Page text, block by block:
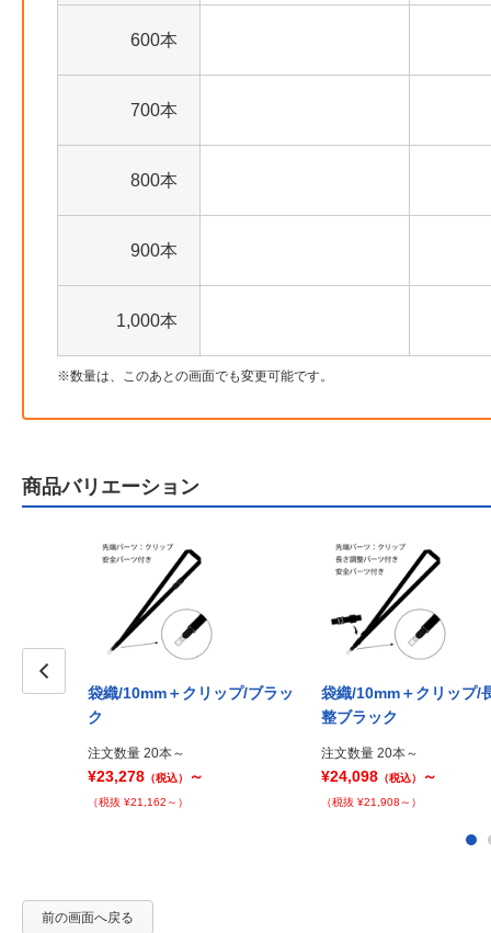
600本
700本
800本
900本
1,000本
数量は、このあとの画面でも変更可能です。
商品バリエーション
袋織/10mm＋クリップ/ブラッ
ク
注文数量 20本～
¥23,278 （税込） ～
（税抜 ¥21,162～）
袋織/10mm＋クリップ/
整ブラック
注文数量 20本～
¥24,098 （税込） ～
（税抜 ¥21,908～）
前の画面へ戻る